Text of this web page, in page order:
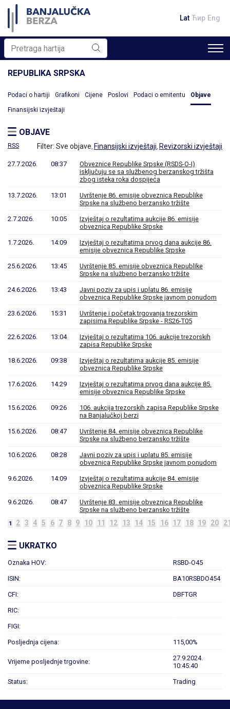
Lat Ћир Eng
REPUBLIKA SRPSKA
Podaci o hartiji Grafikoni Cijene Poslovi Podaci o emitentu Objave
Finansijski izvještaji
OBJAVE
RSS Filter: Sve objave, Finansijski izvještaji, Revizorski izvještaji
27.7.2026. 08:37
Obveznice Republike Srpske (RSDS-O-I)
isključuju se sa službenog berzanskog tržišta
zbog isteka roka dospijeća
13.7.2026. 13:01
Uvrštenje 86. emisije obveznica Republike
Srpske na službeno berzansko tržište
2.7.2026. 10:05
Izvještaj o rezultatima aukcije 86. emisije
obveznica Republike Srpske
1.7.2026. 14:09
Izvještaj o rezultatima prvog dana aukcije 86.
emisije obveznica Republike Srpske
25.6.2026. 13:45
Uvrštenje 85. emisije obveznica Republike
Srpske na službeno berzansko tržište
24.6.2026. 13:43
Javni poziv za upis i uplatu 86. emisije
obveznica Republike Srpske javnom ponudom
23.6.2026. 15:31
Uvrštenje i početak trgovanja trezorskim
zapisima Republike Srpske - RS26-T05
22.6.2026. 13:04
Izvještaj o rezultatima 106. aukcije trezorskih
zapisa Republike Srpske
18.6.2026. 09:38
Izvještaj o rezultatima aukcije 85. emisije
obveznica Republike Srpske
17.6.2026. 14:29
Izvještaj o rezultatima prvog dana aukcije 85.
emisije obveznica Republike Srpske
15.6.2026. 09:26
106. aukcija trezorskih zapisa Republike Srpske
na Banjalučkoj berzi
15.6.2026. 08:47
Uvrštenje 84. emisije obveznica Republike
Srpske na službeno berzansko tržište
10.6.2026. 08:28
Javni poziv za upis i uplatu 85. emisije
obveznica Republike Srpske javnom ponudom
9.6.2026. 14:09
Izvještaj o rezultatima aukcije 84. emisije
obveznica Republike Srpske
9.6.2026. 08:47
Uvrštenje 83. emisije obveznica Republike
Srpske na službeno berzansko tržište
1 2 3 4 5 6 7 8 9 10 11 12 13 14 15 16 17 18 19 20
UKRATKO
Oznaka HOV: RSBD-O45
ISIN: BA10RSBDO454
CFI: DBFTGR
RIC:
FIGI:
Posljednja cijena: 115,00%
Vrijeme posljednje trgovine:
27.9.2024.
10:45:40
Status: Trading